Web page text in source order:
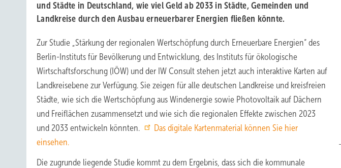
und Städte in Deutschland, wie viel Geld ab 2033 in Städte, Gemeinden und
Landkreise durch den Ausbau erneuerbarer Energien fließen könnte.
Zur Studie „Stärkung der regionalen Wertschöpfung durch Erneuerbare Energien“ des
Berlin-Instituts für Bevölkerung und Entwicklung, des Instituts für ökologische
Wirtschaftsforschung (IÖW) und der IW Consult stehen jetzt auch interaktive Karten auf
Landkreisebene zur Verfügung. Sie zeigen für alle deutschen Landkreise und kreisfreien
Städte, wie sich die Wertschöpfung aus Windenergie sowie Photovoltaik auf Dächern
und Freiflächen zusammensetzt und wie sich die regionalen Effekte zwischen 2023
und 2033 entwickeln könnten.
Das digitale Kartenmaterial können Sie hier
einsehen.
Die zugrunde liegende Studie kommt zu dem Ergebnis, dass sich die kommunale